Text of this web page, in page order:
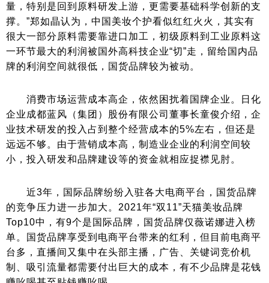
量，特别是回到原料研发上游，更需要基础科学创新的支
撑。”郑如晶认为，中国美妆个护看似红红火火，其实有
很大一部分原料需要靠进口加工，初级原料到工业原料这
一环节最大的利润被国外高科技企业“切”走，留给国内品
牌的利润空间就很低，国货品牌较为被动。
消费市场运营成本高企，依然困扰着国牌企业。日化
企业成都蓝风（集团）股份有限公司董事长童俊介绍，企
业技术研发的投入占到整个经营成本的5%左右，但还是
远远不够。由于营销成本高，制造业企业的利润空间较
小，投入研发和品牌建设等的资金就相应捉襟见肘。
近3年，国际品牌纷纷入驻各大电商平台，国货品牌
的竞争压力进一步加大。2021年“双11”天猫美妆品牌
Top10中，有9个是国际品牌，国货品牌仅薇诺娜进入榜
单。国货品牌享受到电商平台带来的红利，但目前电商平
台多，直播间又集中在头部主播，广告、关键词竞价机
制、吸引流量都需要付出巨大的成本，有不少品牌是花钱